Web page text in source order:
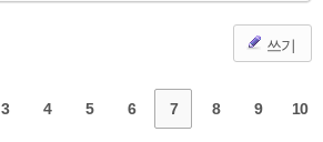
쓰기
3 4 5 6 7 8 9 10